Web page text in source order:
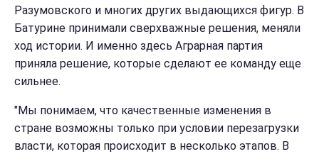
Разумовского и многих других выдающихся фигур. В
Батурине принимали сверхважные решения, меняли
ход истории. И именно здесь Аграрная партия
приняла решение, которые сделают ее команду еще
сильнее.
"Мы понимаем, что качественные изменения в
стране возможны только при условии перезагрузки
власти, которая происходит в несколько этапов. В